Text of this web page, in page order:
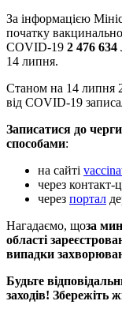
За інформацією
початку
COVID-19 2 476
14 липня.
Станом на 14 липня
від COVID-19
Записатися до
способами:
на сайті
через
через портал
Нагадаємо, щоза
області
випадки
Будьте
заходів! Збережіть